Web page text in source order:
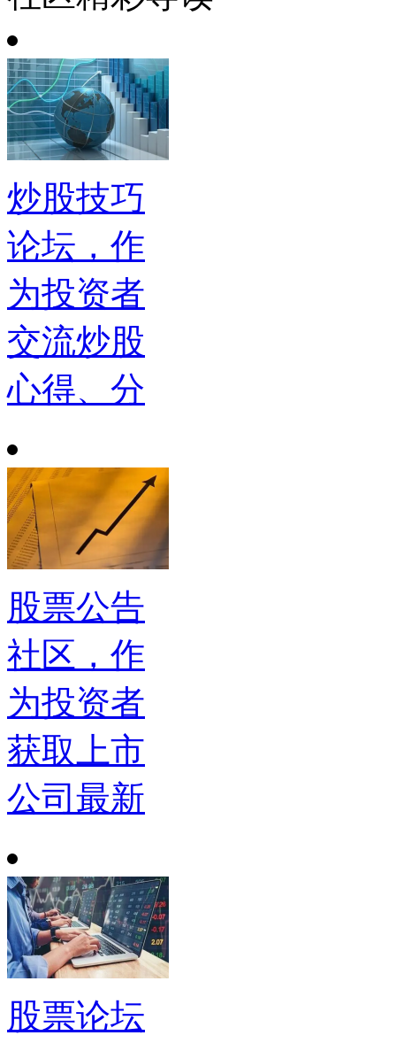
炒股技巧
论坛，作
为投资者
交流炒股
心得、分
股票公告
社区，作
为投资者
获取上市
公司最新
股票论坛